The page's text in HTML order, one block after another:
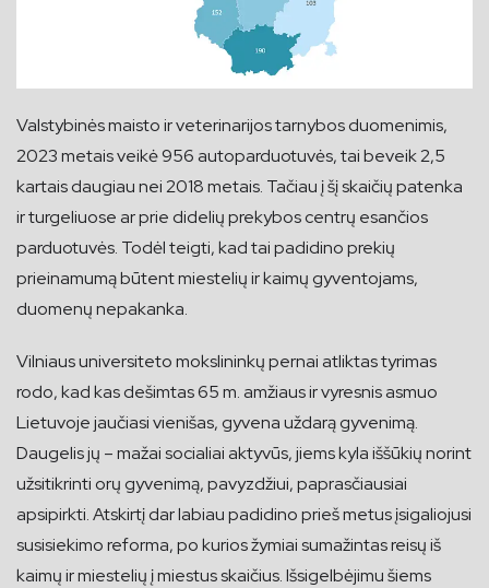
Valstybinės maisto ir veterinarijos tarnybos duomenimis,
2023 metais veikė 956 autoparduotuvės, tai beveik 2,5
kartais daugiau nei 2018 metais. Tačiau į šį skaičių patenka
ir turgeliuose ar prie didelių prekybos centrų esančios
parduotuvės. Todėl teigti, kad tai padidino prekių
prieinamumą būtent miestelių ir kaimų gyventojams,
duomenų nepakanka.
Vilniaus universiteto mokslininkų pernai atliktas tyrimas
rodo, kad kas dešimtas 65 m. amžiaus ir vyresnis asmuo
Lietuvoje jaučiasi vienišas, gyvena uždarą gyvenimą.
Daugelis jų – mažai socialiai aktyvūs, jiems kyla iššūkių norint
užsitikrinti orų gyvenimą, pavyzdžiui, paprasčiausiai
apsipirkti. Atskirtį dar labiau padidino prieš metus įsigaliojusi
susisiekimo reforma, po kurios žymiai sumažintas reisų iš
kaimų ir miestelių į miestus skaičius. Išsigelbėjimu šiems